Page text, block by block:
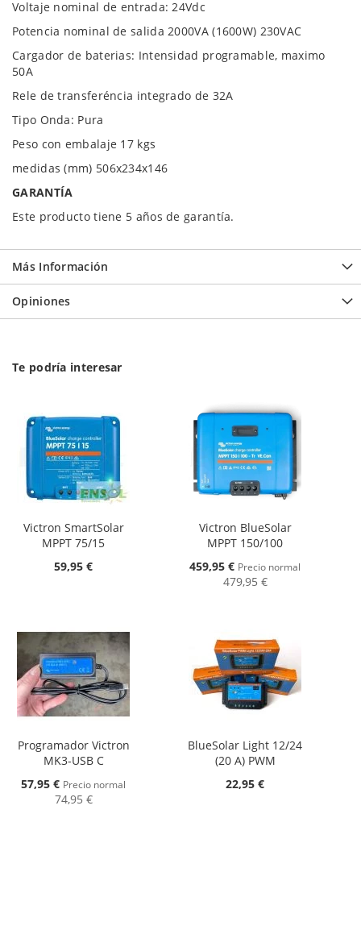
Voltaje nominal de entrada: 24Vdc
Potencia nominal de salida 2000VA (1600W) 230VAC
Cargador de baterias: Intensidad programable, maximo
50A
Rele de transferéncia integrado de 32A
Tipo Onda: Pura
Peso con embalaje 17 kgs
medidas (mm) 506x234x146
GARANTÍA
Este producto tiene 5 años de garantía.
Más Información
Opiniones
Te podría interesar
Victron SmartSolar
MPPT 75/15
59,95 €
Victron BlueSolar
MPPT 150/100
Oferta
459,95 € Precio normal
479,95 €
Programador Victron
MK3-USB C
Oferta
57,95 € Precio normal
74,95 €
BlueSolar Light 12/24
(20 A) PWM
22,95 €